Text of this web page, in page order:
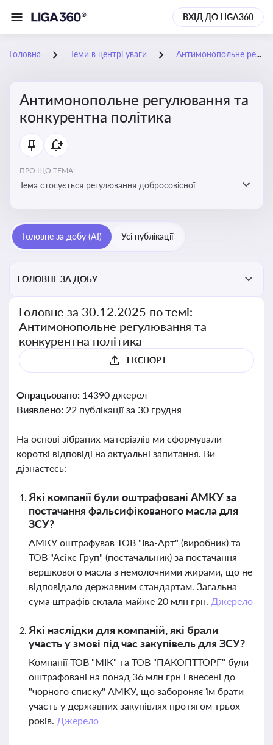
ВХІД ДО LIGA360
Головна Теми в центрі уваги Антимонопольне регулювання та конкурентна політика
Антимонопольне регулювання та
конкурентна політика
ПРО ЩО ТЕМА:
Тема стосується регулювання добросовісної
забезпечення рівних умов для суб’єктів
господарювання
Головне за добу (AI) Усі публікації
ГОЛОВНЕ ЗА ДОБУ
Головне за 30.12.2025 по темі:
Антимонопольне регулювання та
конкурентна політика
ЕКСПОРТ
Опрацьовано: 14390 джерел
Виявлено: 22 публікації за 30 грудня
На основі зібраних матеріалів ми сформували
короткі відповіді на актуальні запитання. Ви
дізнаєтесь:
Які компанії були оштрафовані АМКУ за
постачання фальсифікованого масла для
ЗСУ?
АМКУ оштрафував ТОВ "Іва-Арт" (виробник) та
ТОВ "Асікс Груп" (постачальник) за постачання
вершкового масла з немолочними жирами, що не
відповідало державним стандартам. Загальна
сума штрафів склала майже 20 млн грн. Джерело
Які наслідки для компаній, які брали
участь у змові під час закупівель для ЗСУ?
Компанії ТОВ "МІК" та ТОВ "ПАКОПТТОРГ" були
оштрафовані на понад 36 млн грн і внесені до
"чорного списку" АМКУ, що забороняє їм брати
участь у державних закупівлях протягом трьох
років. Джерело